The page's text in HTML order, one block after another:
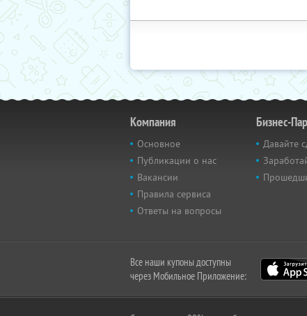
Компания
Основное
Публикации о нас
Вакансии
Правила сервиса
Ответы на вопросы
Бизнес-
Давайте
Все наши купоны доступны
через Мобильное Приложение: